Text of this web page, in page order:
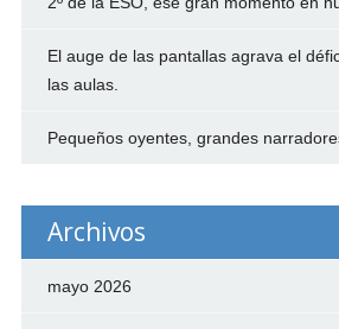
El auge de las pantallas agrava el
las aulas.
Pequeños oyentes, grandes
Archivos
mayo 2026